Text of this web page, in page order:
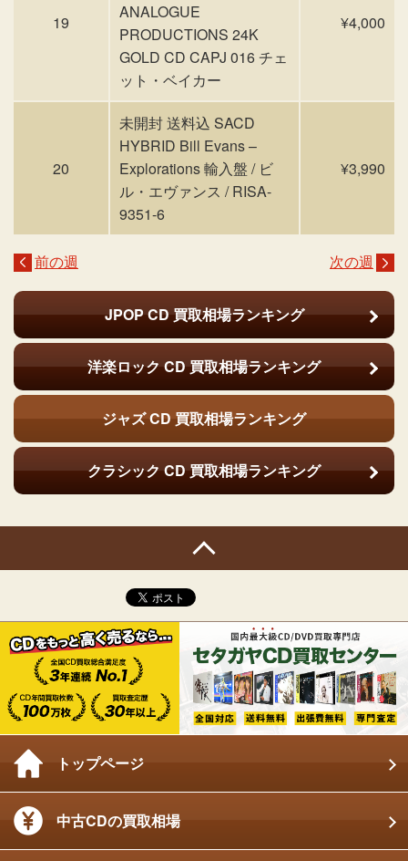
19
ANALOGUE
PRODUCTIONS 24K
GOLD CD CAPJ 016 チェ
ット・ベイカー
¥4,000
20
未開封 送料込 SACD
HYBRID Bill Evans –
Explorations 輸入盤 / ビ
ル・エヴァンス / RISA-
9351-6
¥3,990
前の週 次の週
JPOP CD買取相場ランキング
洋楽ロック CD買取相場ランキング
ジャズ CD 買取相場ランキング
クラシック CD買取相場ランキング
トップページ
中古CDの買取相場